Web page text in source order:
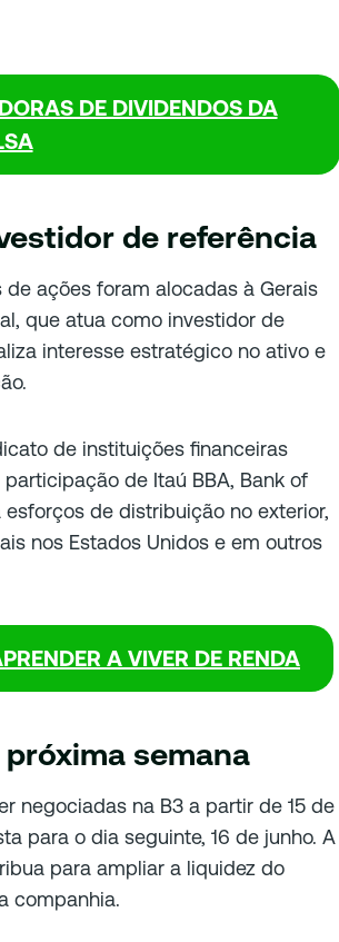
DE DIVIDENDOS DA
de referência
de ações foram alocadas à Gerais
que atua como investidor de
interesse estratégico no ativo e
de instituições financeiras
de Itaú BBA, Bank of
de distribuição no exterior,
nos Estados Unidos e em outros
A VIVER DE RENDA
semana
negociadas na B3 a partir de 15 de
para o dia seguinte, 16 de junho. A
para ampliar a liquidez do
companhia.